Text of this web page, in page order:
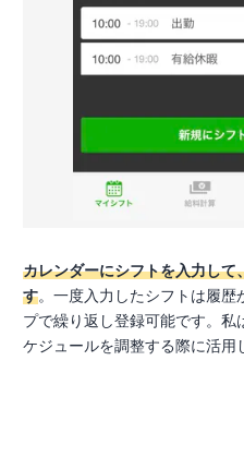
カレンダーにシフトを入力し
す。一度入力したシフトは履歴
プで繰り返し登録可能です。私
ケジュールを調整する際に活用